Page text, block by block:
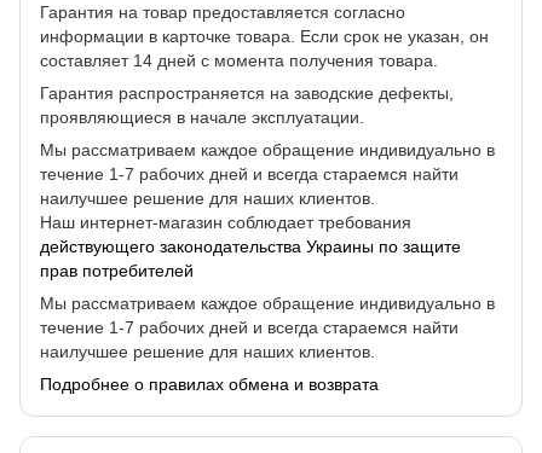
Гарантия на товар предоставляется согласно
информации в карточке товара. Если срок не указан, он
составляет 14 дней с момента получения товара.
Гарантия распространяется на заводские дефекты,
проявляющиеся в начале эксплуатации.
Мы рассматриваем каждое обращение индивидуально в
течение 1-7 рабочих дней и всегда стараемся найти
наилучшее решение для наших клиентов.
Наш интернет-магазин соблюдает требования
действующего законодательства Украины по защите
прав потребителей
Мы рассматриваем каждое обращение индивидуально в
течение 1-7 рабочих дней и всегда стараемся найти
наилучшее решение для наших клиентов.
Подробнее о правилах обмена и возврата